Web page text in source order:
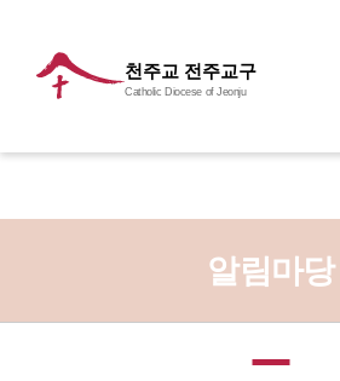
천주교 전주교구
Catholic Diocese of Jeonju
알림마당